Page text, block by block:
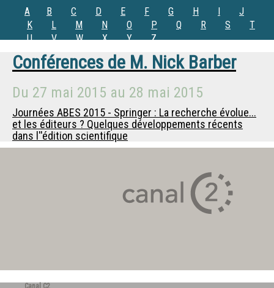
A B C D E F G H I
J
K
L M N O P Q R S
T
U
V W X Y Z
Conférences de M. Nick Barber
Du 27 mai 2015 au 28 mai 2015
Journées ABES 2015 - Springer : La recherche évolue...
et les éditeurs ? Quelques développements récents
dans l''édition scientifique
Canal C2